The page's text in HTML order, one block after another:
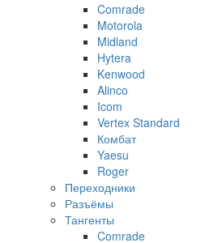
Comrade
Motorola
Midland
Hytera
Kenwood
Alinco
Icom
Vertex Standard
Комбат
Yaesu
Roger
Переходники
Разъёмы
Тангенты
Comrade